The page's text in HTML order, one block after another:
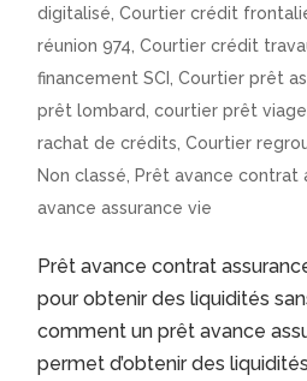
digitalisé,Courtier crédit
réunion 974,Courtier crédit
financement SCI,Courtier prêt
prêt lombard,courtier prêt
rachat de crédits,Courtier
Non classé, Prêt avance contrat
avance assurance vie
Prêt avance contrat
pour obtenir des liquidités
comment un prêt avance
permet d’obtenir des